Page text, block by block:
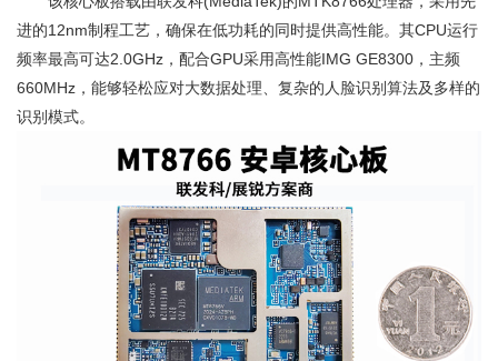
进的12nm制程工艺，确保在低功耗的同时提供高性能。其CPU运行
频率最高可达2.0GHz，配合GPU采用高性能IMG GE8300，主频
660MHz，能够轻松应对大数据处理、复杂的人脸识别算法及多样的
识别模式。